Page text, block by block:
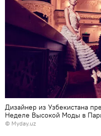
Дизайнер из Узбекистана
Неделе Высокой Моды в
© Myday.uz